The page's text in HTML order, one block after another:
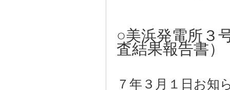
○美浜発電所３
査結果報告書）
７年３月１日お知